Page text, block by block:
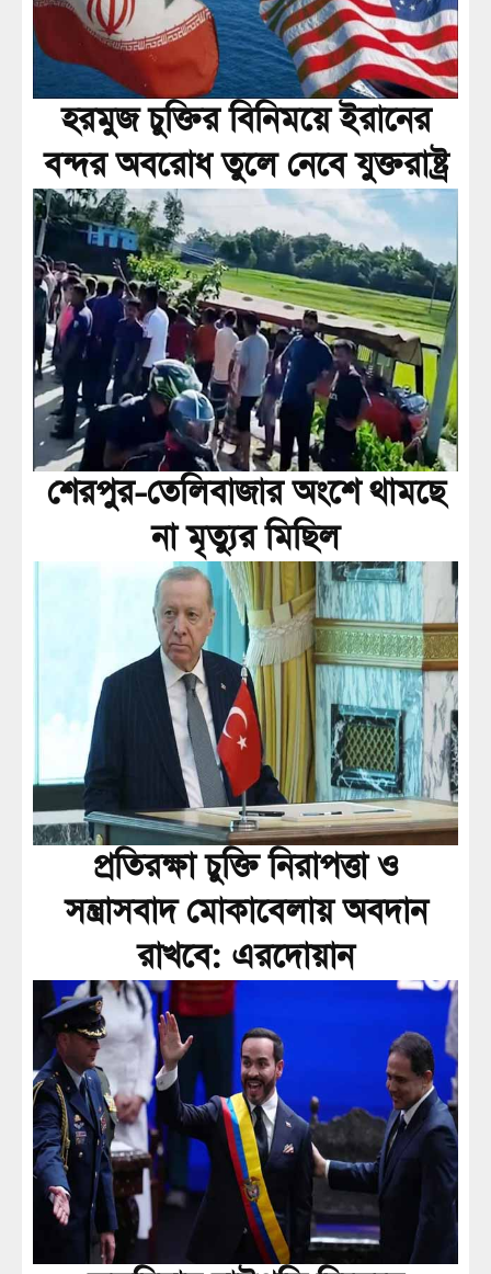
হরমুজ চুক্তির বিনিময়ে ইরানের
বন্দর অবরোধ তুলে নেবে যুক্তরাষ্ট্র
শেরপুর-তেলিবাজার অংশে থামছে
না মৃত্যুর মিছিল
প্রতিরক্ষা চুক্তি নিরাপত্তা ও
সন্ত্রাসবাদ মোকাবেলায় অবদান
রাখবে: এরদোয়ান